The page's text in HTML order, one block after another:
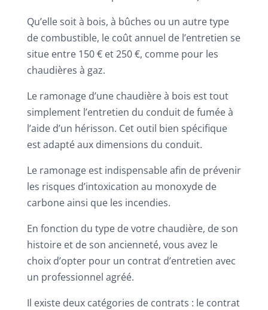
Qu’elle soit à bois, à bûches ou un autre type
de combustible, le coût annuel de l’entretien se
situe entre 150 € et 250 €, comme pour les
chaudières à gaz.
Le ramonage d’une chaudière à bois est tout
simplement l’entretien du conduit de fumée à
l’aide d’un hérisson. Cet outil bien spécifique
est adapté aux dimensions du conduit.
Le ramonage est indispensable afin de prévenir
les risques d’intoxication au monoxyde de
carbone ainsi que les incendies.
En fonction du type de votre chaudière, de son
histoire et de son ancienneté, vous avez le
choix d’opter pour un contrat d’entretien avec
un professionnel agréé.
Il existe deux catégories de contrats : le contrat